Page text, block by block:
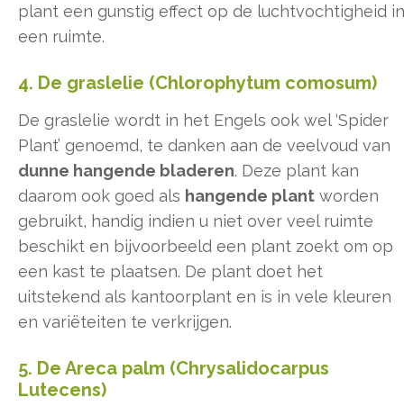
plant een gunstig effect op de luchtvochtigheid in
een ruimte.
4. De graslelie (Chlorophytum comosum)
De graslelie wordt in het Engels ook wel ‘Spider
Plant’ genoemd, te danken aan de veelvoud van
dunne hangende bladeren. Deze plant kan
daarom ook goed als hangende plant worden
gebruikt, handig indien u niet over veel ruimte
beschikt en bijvoorbeeld een plant zoekt om op
een kast te plaatsen. De plant doet het
uitstekend als kantoorplant en is in vele kleuren
en variëteiten te verkrijgen.
5. De Areca palm (Chrysalidocarpus
Lutecens)